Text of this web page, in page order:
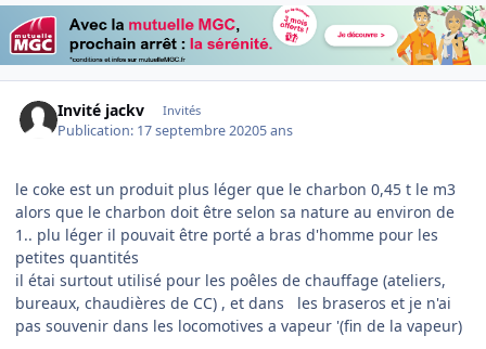
Invité jackv Invités
Publication: 17 septembre 20205 ans
le coke est un produit plus léger que le charbon 0,45 t le m3
alors que le charbon doit être selon sa nature au environ de
1.. plu léger il pouvait être porté a bras d'homme pour les
petites quantités
il étai surtout utilisé pour les poêles de chauffage (ateliers,
bureaux, chaudières de CC) , et dans les braseros et je n'ai
pas souvenir dans les locomotives a vapeur '(fin de la vapeur)